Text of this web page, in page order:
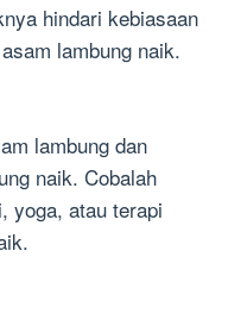
hindari kebiasaan
lambung naik.
lambung dan
naik. Cobalah
yoga, atau terapi